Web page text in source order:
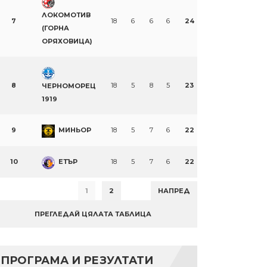
7
ЛОКОМОТИВ
(ГОРНА
ОРЯХОВИЦА)
18 6 6 6 24
8
ЧЕРНОМОРЕЦ
1919
18 5 8 5 23
9 МИНЬОР 18 5 7 6 22
10 ЕТЪР 18 5 7 6 22
1 2 НАПРЕД
ПРЕГЛЕДАЙ ЦЯЛАТА ТАБЛИЦА
ПРОГРАМА И РЕЗУЛТАТИ